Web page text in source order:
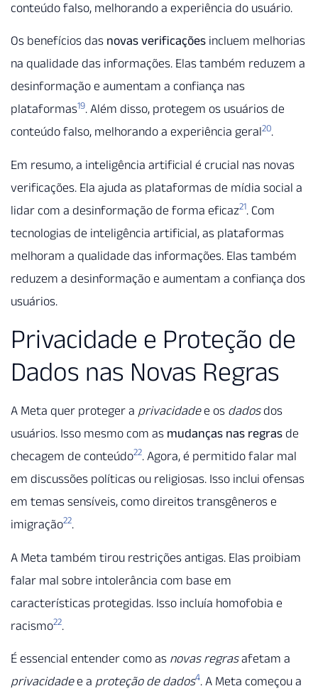
conteúdo falso, melhorando a experiência do usuário.
Os benefícios das novas verificações incluem melhorias
na qualidade das informações. Elas também reduzem a
desinformação e aumentam a confiança nas
plataformas19. Além disso, protegem os usuários de
conteúdo falso, melhorando a experiência geral20.
Em resumo, a inteligência artificial é crucial nas novas
verificações. Ela ajuda as plataformas de mídia social a
lidar com a desinformação de forma eficaz21. Com
tecnologias de inteligência artificial, as plataformas
melhoram a qualidade das informações. Elas também
reduzem a desinformação e aumentam a confiança dos
usuários.
Privacidade e Proteção de
Dados nas Novas Regras
A Meta quer proteger a privacidadee os dadosdos
usuários. Isso mesmo com as mudanças nas regras de
checagem de conteúdo22. Agora, é permitido falar mal
em discussões políticas ou religiosas. Isso inclui ofensas
em temas sensíveis, como direitos transgêneros e
imigração22.
A Meta também tirou restrições antigas. Elas proibiam
falar mal sobre intolerância com base em
características protegidas. Isso incluía homofobia e
racismo22.
É essencial entender como as novas regrasafetam a
privacidadee a proteção de dados4. A Meta começou a